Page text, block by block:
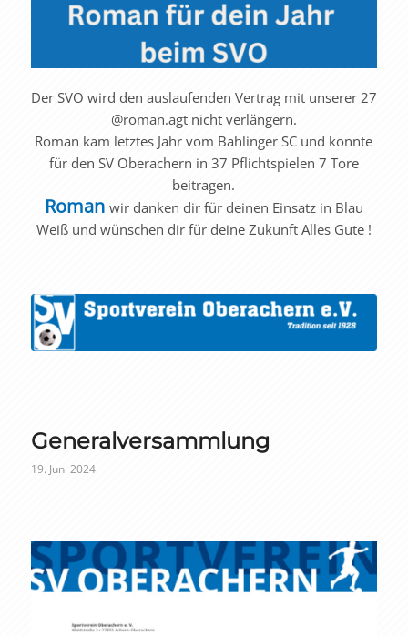
Der SVO wird den auslaufenden Vertrag mit unserer 27
@roman.agt nicht verlängern.
Roman kam letztes Jahr vom Bahlinger SC und konnte
für den SV Oberachern in 37 Pflichtspielen 7 Tore
beitragen.
Roman wir danken dir für deinen Einsatz in Blau
Weiß und wünschen dir für deine Zukunft Alles Gute !
Generalversammlung
19. Juni 2024